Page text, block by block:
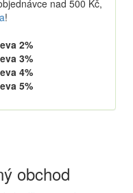
nad 500 Kč,
!
2%
3%
4%
5%
obchod